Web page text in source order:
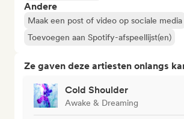
Andere
Maak een post of video op sociale media
Toevoegen aan Spotify-afspeellijst(en)
Ze gaven deze artiesten onlangs
Cold Shoulder
Awake & Dreaming